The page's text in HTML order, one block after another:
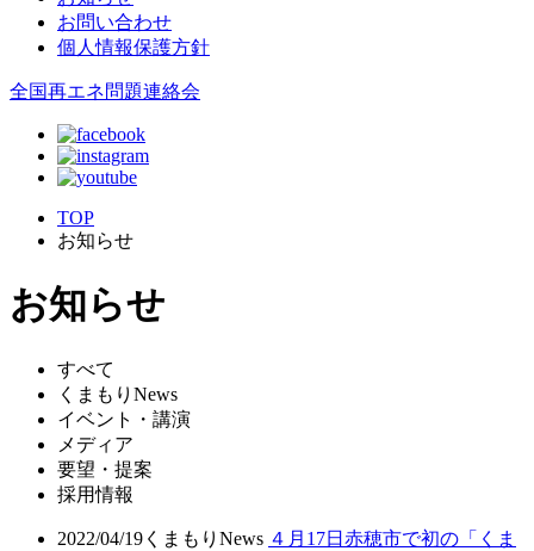
お問い合わせ
個人情報保護方針
全国再エネ問題連絡会
TOP
お知らせ
お知らせ
すべて
くまもりNews
イベント・講演
メディア
要望・提案
採用情報
2022/04/19 くまもりNews ４月17日赤穂市で初の「くま